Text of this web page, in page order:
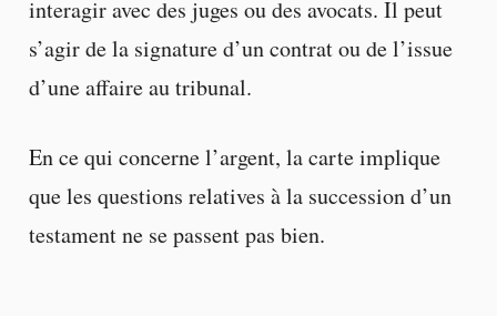
interagir avec des juges ou des avocats. Il peut
s’agir de la signature d’un contrat ou de l’issue
d’une affaire au tribunal.
En ce qui concerne l’argent, la carte implique
que les questions relatives à la succession d’un
testament ne se passent pas bien.